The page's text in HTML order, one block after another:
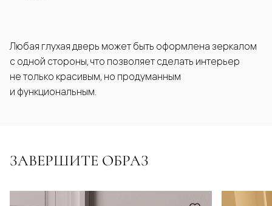
Любая глухая дверь может быть оформлена зеркалом
с одной стороны, что позволяет сделать интерьер
не только красивым, но продуманным
и функциональным.
ЗАВЕРШИТЕ ОБРАЗ